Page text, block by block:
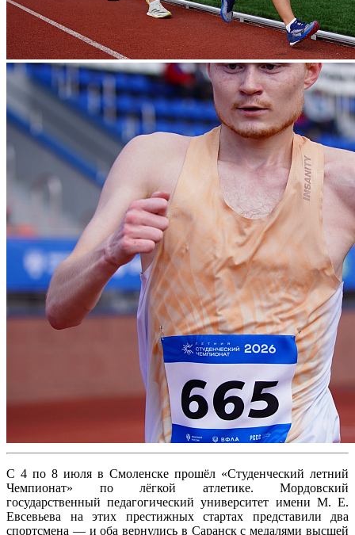
С 4 по 8 июля в Смоленске прошёл «Студенческий летний
Чемпионат» по лёгкой атлетике. Мордовский
государственный педагогический университет имени М. Е.
Евсевьева на этих престижных стартах представили два
спортсмена — и оба вернулись в Саранск с медалями высшей